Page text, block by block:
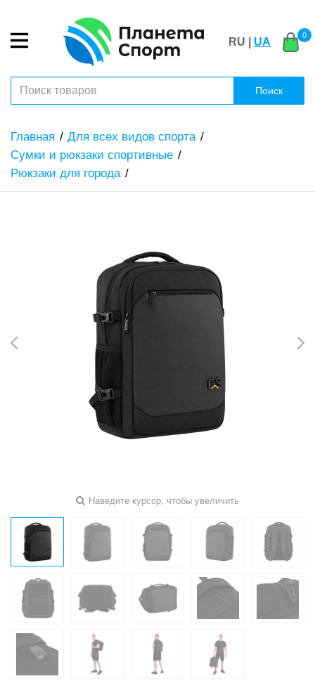
RU | UA
0
Поиск
Главная
Для всех видов спорта
Сумки и рюкзаки спортивные
Рюкзаки для города
Наведите курсор, чтобы увеличить